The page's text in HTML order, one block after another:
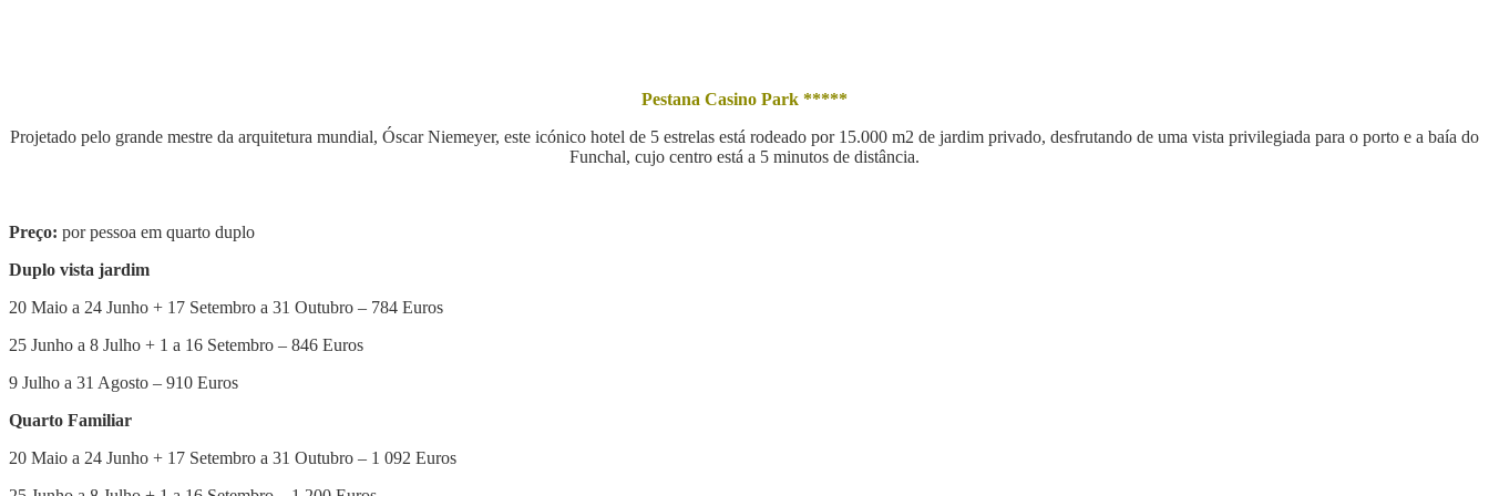
Pestana Casino Park *****
Projetado pelo grande mestre da arquitetura mundial, Óscar Niemeyer, este icónico hotel de 5 estrelas está rodeado por 15.000 m2 de jardim privado, desfrutando de uma vista privilegiada para o porto e a baía do
Funchal, cujo centro está a 5 minutos de distância.
Preço: por pessoa em quarto duplo
Duplo vista jardim
20 Maio a 24 Junho + 17 Setembro a 31 Outubro – 784 Euros
25 Junho a 8 Julho + 1 a 16 Setembro – 846 Euros
9 Julho a 31 Agosto – 910 Euros
Quarto Familiar
20 Maio a 24 Junho + 17 Setembro a 31 Outubro – 1 092 Euros